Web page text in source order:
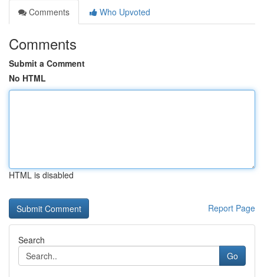
Comments
Who Upvoted
Comments
Submit a Comment
No HTML
HTML is disabled
Report Page
Search
Go